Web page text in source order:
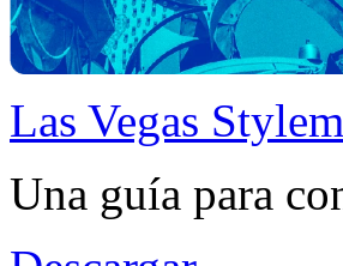
Las Vegas
Una guía para